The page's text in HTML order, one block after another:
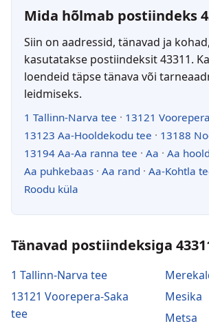
Mida hõlmab postiindeks
Siin on aadressid, tänavad ja
kasutatakse postiindeksit 43311.
loendeid täpse tänava või
leidmiseks.
1 Tallinn-Narva tee · 13121
13123 Aa-Hooldekodu tee · 13188
13194 Aa-Aa ranna tee · Aa · Aa
Aa puhkebaas · Aa rand · Aa-Kohtla
Roodu küla
Tänavad postiindeksiga
1 Tallinn-Narva tee
13121 Voorepera-Saka
tee
Mesika
Metsa